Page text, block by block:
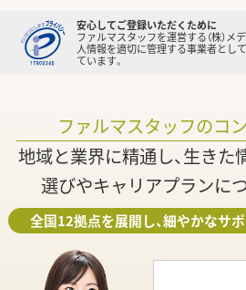
安心してご登録いただくために
ファルマスタッフを運営する（株）メ
人情報を適切に管理する事業者とし
ています。
ファルマスタッフのコ
地域と業界に精通し、生きた
選びやキャリアプランに
全国12拠点を展開し、細やかなサ